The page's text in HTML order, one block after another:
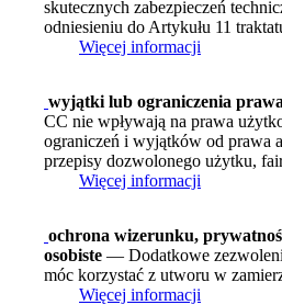
skutecznych zabezpieczeń
odniesieniu do Artykułu 11
Więcej informacji
wyjątki lub ograniczenia
CC nie wpływają na prawa
ograniczeń i wyjątków od prawa
przepisy dozwolonego użytku,
Więcej informacji
ochrona wizerunku,
osobiste — Dodatkowe
móc korzystać z utworu w
Więcej informacji